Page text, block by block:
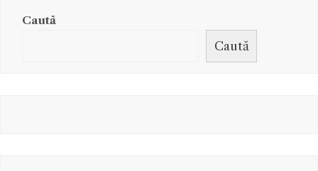
Caută
Caută